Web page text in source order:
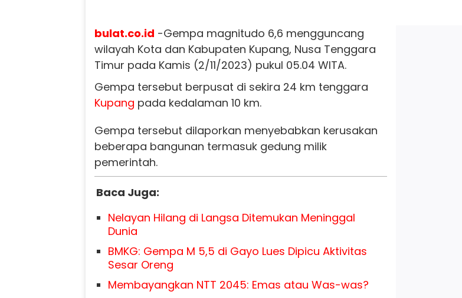
bulat.co.id -Gempa magnitudo 6,6 mengguncang
wilayah Kota dan Kabupaten Kupang, Nusa Tenggara
Timur pada Kamis (2/11/2023) pukul 05.04 WITA.
Gempa tersebut berpusat di sekira 24 km tenggara
Kupang pada kedalaman 10 km.
Gempa tersebut dilaporkan menyebabkan kerusakan
beberapa bangunan termasuk gedung milik
pemerintah.
Baca Juga:
Nelayan Hilang di Langsa Ditemukan Meninggal
Dunia
BMKG: Gempa M 5,5 di Gayo Lues Dipicu Aktivitas
Sesar Oreng
Membayangkan NTT 2045: Emas atau Was-was?